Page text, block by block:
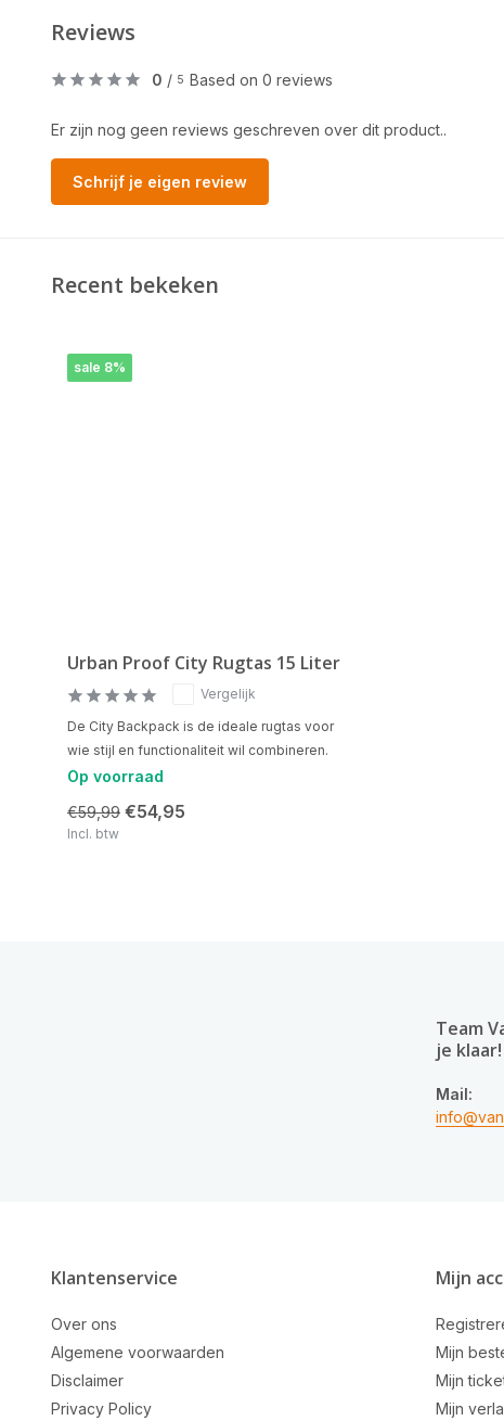
Reviews
0 / 5 Based on 0 reviews
Er zijn nog geen reviews geschreven over dit product..
Schrijf je eigen review
Recent bekeken
sale 8%
Urban Proof City Rugtas 15 Liter
Vergelijk
De City Backpack is de ideale rugtas voor
wie stijl en functionaliteit wil combineren.
Op voorraad
€59,99 €54,95
Incl. btw
Team
je klaar!
Mail:
Klantenservice
Over ons
Algemene voorwaarden
Disclaimer
Privacy Policy
Mijn
Mijn
Mijn
Mijn